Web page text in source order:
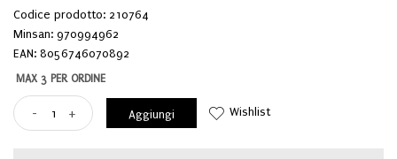
Codice prodotto: 210764
Minsan: 970994962
EAN: 8056746070892
MAX 3 PER ORDINE
- + Aggiungi Wishlist